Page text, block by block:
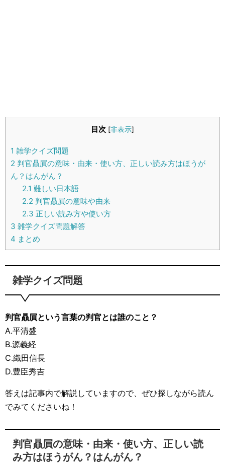
目次 [非表示]
1 雑学クイズ問題
2 判官贔屓の意味・由来・使い方、正しい読み方はほうが
ん？はんがん？
2.1 難しい日本語
2.2 判官贔屓の意味や由来
2.3 正しい読み方や使い方
3 雑学クイズ問題解答
4 まとめ
雑学クイズ問題
判官贔屓という言葉の判官とは誰のこと？
A.平清盛
B.源義経
C.織田信長
D.豊臣秀吉
答えは記事内で解説していますので、ぜひ探しながら読ん
でみてくださいね！
判官贔屓の意味・由来・使い方、正しい読
み方はほうがん？はんがん？